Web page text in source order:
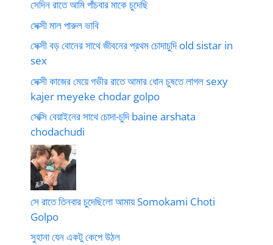
সেদিন রাতে আমি পাঁচবার মাকে চুদেছি
সেক্সী মাল পারুল ভাবি
সেক্সী বড় বোনের সাথে জীবনের প্রথম চোদাচুদি old sistar in
sex
সেক্সী কাজের মেয়ে গভীর রাতে আমার ধোন চুষতে লাগল sexy
kajer meyeke chodar golpo
সেক্সি বেয়াইনের সাথে চোদা-চুদি baine arshata
chodachudi
সে রাতে তিনবার চুদেছিলো আমায় Somokami Choti
Golpo
সুহানা যেন একটু কেপে উঠল